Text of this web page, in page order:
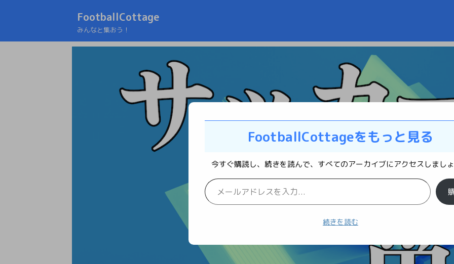
FootballCottage
みんなと集おう！
FootballCottageをもっと見る
今すぐ購読し、続きを読んで、すべてのアーカイブにアクセスしましょ
続きを読む